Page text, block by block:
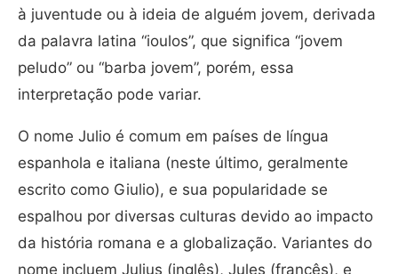
à juventude ou à ideia de alguém jovem, derivada
da palavra latina “ioulos”, que significa “jovem
peludo” ou “barba jovem”, porém, essa
interpretação pode variar.
O nome Julio é comum em países de língua
espanhola e italiana (neste último, geralmente
escrito como Giulio), e sua popularidade se
espalhou por diversas culturas devido ao impacto
da história romana e a globalização. Variantes do
nome incluem Julius (inglês), Jules (francês), e